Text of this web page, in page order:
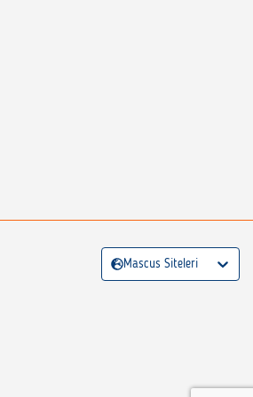
Mascus Siteleri